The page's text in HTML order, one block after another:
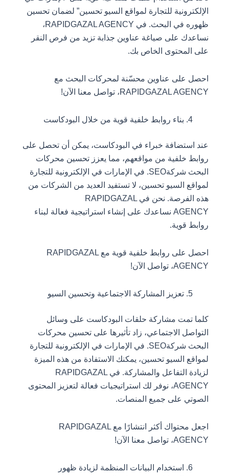
الإلكترونية للتجارة لمواقع السيو تحسين” لضمان تحسين
ظهوره في البحث. في RAPIDGAZAL AGENCY،
نساعدك على صياغة عناوين جذابة تزيد من فرص النقر
على المحتوى الخاص بك.
احصل على عناوين محسّنة لمحركات البحث مع
RAPIDGAZAL AGENCY، تواصل معنا الآن!
بناء روابط خلفية قوية من خلال البودكاست
عند استضافة خبراء في البودكاست، يمكن أن تحصل على
روابط خلفية من مواقعهم، مما يعزز تحسين محركات
البحث شركةSEO. في الإمارات في الإلكترونية للتجارة
لمواقع السيو تحسين، لا تستفيد العديد من الشركات من
هذه الفرصة. نحن في RAPIDGAZAL
AGENCY نساعدك على إنشاء استراتيجية فعالة لبناء
روابط قوية.
احصل على روابط خلفية قوية مع RAPIDGAZAL
AGENCY، تواصل الآن!
تعزيز المشاركة الاجتماعية وتحسين السيو
كلما تمت مشاركة حلقات البودكاست على وسائل
التواصل الاجتماعي، زاد تأثيرها على تحسين محركات
البحث شركةSEO. في الإمارات في الإلكترونية للتجارة
لمواقع السيو تحسين، يمكنك الاستفادة من هذه الميزة
لزيادة التفاعل والمشاركة. في RAPIDGAZAL
AGENCY، نوفر لك استراتيجيات فعالة لتعزيز المحتوى
الصوتي على جميع المنصات.
اجعل محتواك أكثر انتشارًا مع RAPIDGAZAL
AGENCY، تواصل معنا الآن!
استخدام البيانات المنظمة لزيادة ظهور